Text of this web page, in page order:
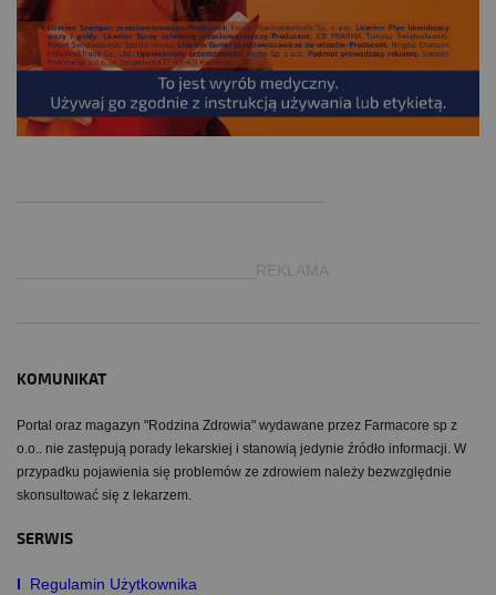
___________________________REKLAMA
KOMUNIKAT
Portal oraz magazyn "Rodzina Zdrowia" wydawane przez Farmacore sp z
o.o.. nie zastępują porady lekarskiej i stanowią jedynie źródło informacji. W
przypadku pojawienia się problemów ze zdrowiem należy bezwzględnie
skonsultować się z lekarzem.
SERWIS
I Regulamin Użytkownika